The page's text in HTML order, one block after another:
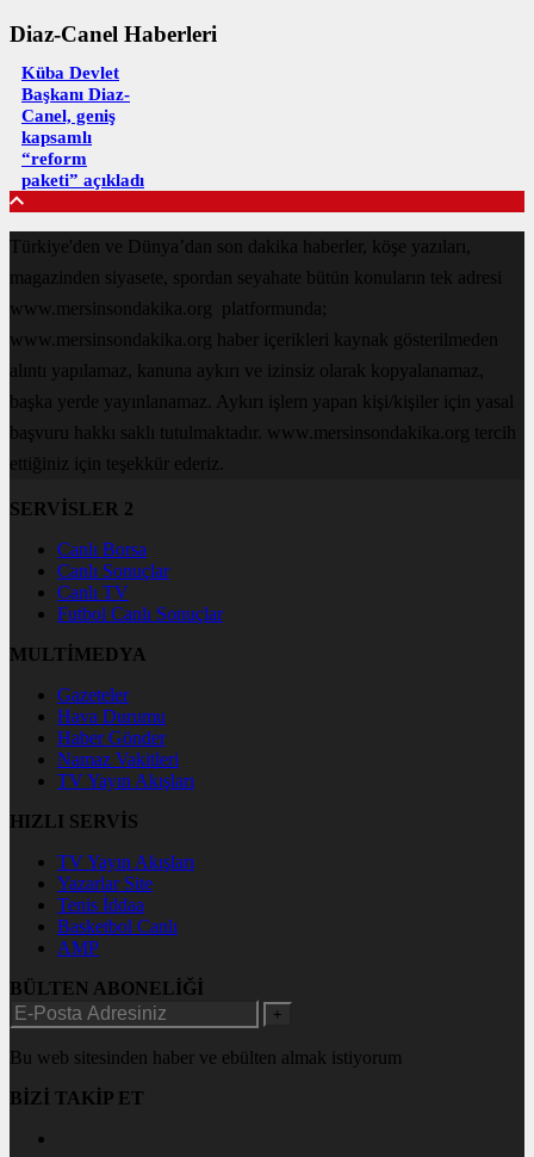
Diaz-Canel Haberleri
Küba Devlet
Başkanı Diaz-
Canel, geniş
kapsamlı
“reform
paketi” açıkladı
Türkiye'den ve Dünya’dan son dakika haberler, köşe yazıları,
magazinden siyasete, spordan seyahate bütün konuların tek adresi
www.mersinsondakika.org platformunda;
www.mersinsondakika.org haber içerikleri kaynak gösterilmeden
alıntı yapılamaz, kanuna aykırı ve izinsiz olarak kopyalanamaz,
başka yerde yayınlanamaz. Aykırı işlem yapan kişi/kişiler için yasal
başvuru hakkı saklı tutulmaktadır. www.mersinsondakika.org tercih
ettiğiniz için teşekkür ederiz.
SERVİSLER 2
Canlı Borsa
Canlı Sonuçlar
Canlı TV
Futbol Canlı Sonuçlar
MULTİMEDYA
Gazeteler
Hava Durumu
Haber Gönder
Namaz Vakitleri
TV Yayın Akışları
HIZLI SERVİS
TV Yayın Akışları
Yazarlar Site
Tenis İddaa
Basketbol Canlı
AMP
BÜLTEN ABONELİĞİ
+
Bu web sitesinden haber ve ebülten almak istiyorum
BİZİ TAKİP ET